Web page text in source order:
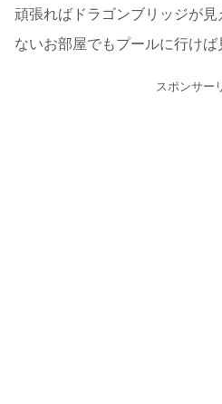
頑張ればドラゴンブリッジが
ないお部屋でもプールに行けば
スポンサー